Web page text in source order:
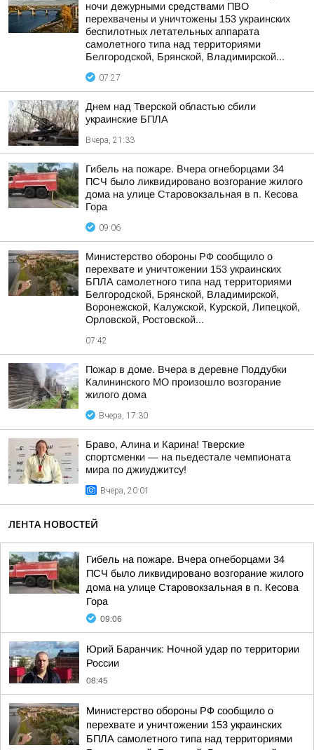
ночи дежурными средствами ПВО
перехвачены и уничтожены 153 украинских
беспилотных летательных аппарата
самолетного типа над территориями
Белгородской, Брянской, Владимирской...
07:27
Днем над Тверской областью сбили
украинские БПЛА
Вчера, 21:33
Гибель на пожаре. Вчера огнеборцами 34
ПСЧ было ликвидировано возгорание жилого
дома на улице Старовокзальная в п. Кесова
Гора
09:06
Министерство обороны РФ сообщило о
перехвате и уничтожении 153 украинских
БПЛА самолетного типа над территориями
Белгородской, Брянской, Владимирской,
Воронежской, Калужской, Курской, Липецкой,
Орловской, Ростовской...
07:42
Пожар в доме. Вчера в деревне Поддубки
Калининского МО произошло возгорание
жилого дома
Вчера, 17:30
Браво, Алина и Карина! Тверские
спортсменки — на пьедестале чемпионата
мира по джиуджитсу!
Вчера, 20:01
ЛЕНТА НОВОСТЕЙ
Гибель на пожаре. Вчера огнеборцами 34
ПСЧ было ликвидировано возгорание жилого
дома на улице Старовокзальная в п. Кесова
Гора
09:06
Юрий Баранчик: Ночной удар по территории
России
08:45
Министерство обороны РФ сообщило о
перехвате и уничтожении 153 украинских
БПЛА самолетного типа над территориями